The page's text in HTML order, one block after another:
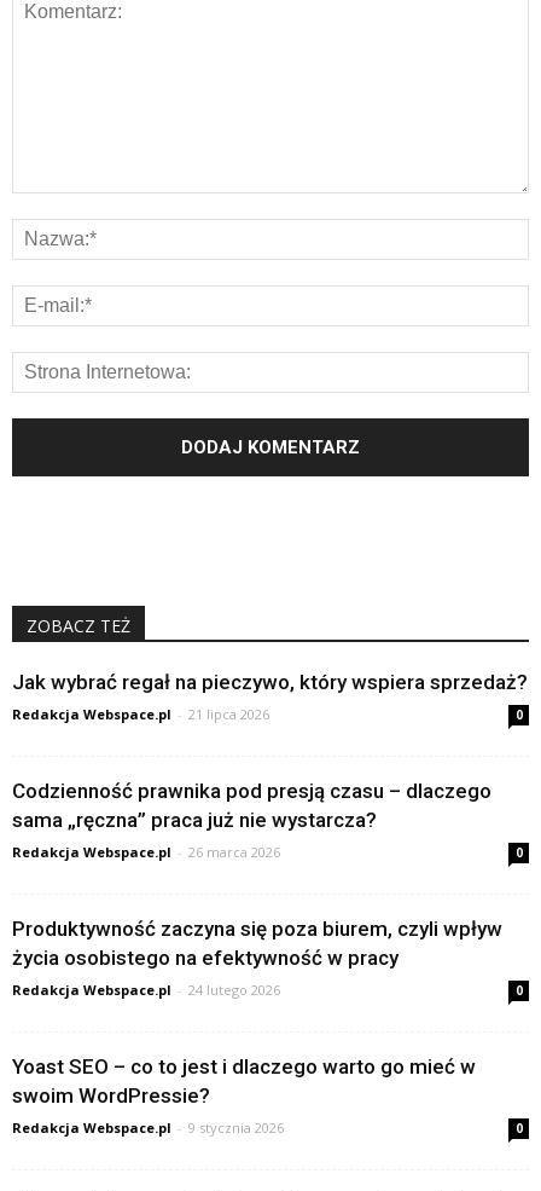
ZOBACZ TEŻ
Jak wybrać regał na pieczywo, który wspiera sprzedaż?
Redakcja Webspace.pl - 21 lipca 2026 0
Codzienność prawnika pod presją czasu – dlaczego
sama „ręczna” praca już nie wystarcza?
Redakcja Webspace.pl - 26 marca 2026 0
Produktywność zaczyna się poza biurem, czyli wpływ
życia osobistego na efektywność w pracy
Redakcja Webspace.pl - 24 lutego 2026 0
Yoast SEO – co to jest i dlaczego warto go mieć w
swoim WordPressie?
Redakcja Webspace.pl - 9 stycznia 2026 0